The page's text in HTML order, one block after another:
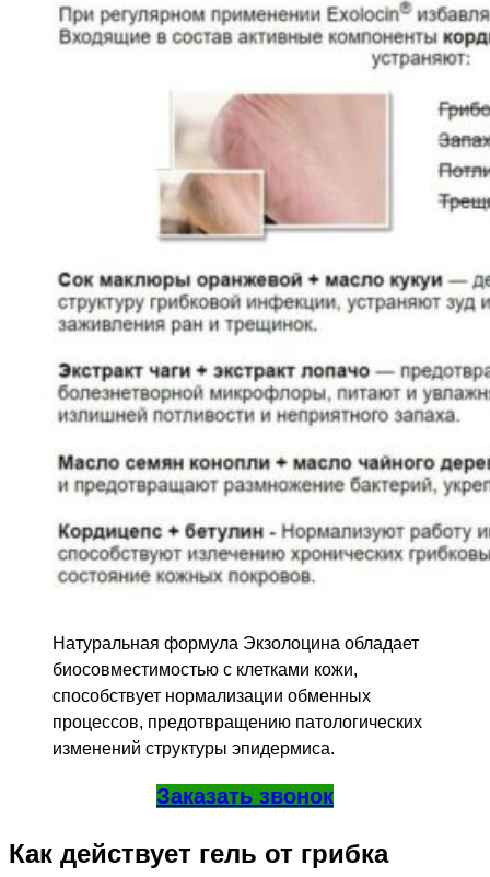
Натуральная формула Экзолоцина обладает
биосовместимостью с клетками кожи,
способствует нормализации обменных
процессов, предотвращению патологических
изменений структуры эпидермиса.
Заказать звонок
Как действует гель от грибка